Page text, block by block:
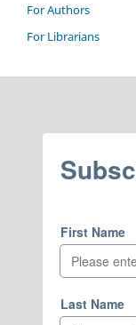
For Authors
For Librarians